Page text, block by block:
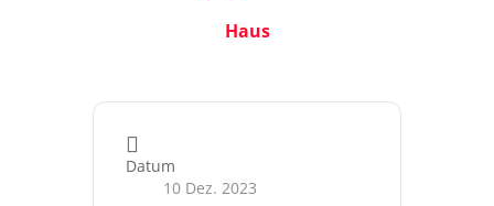
Haus
Datum
10 Dez. 2023